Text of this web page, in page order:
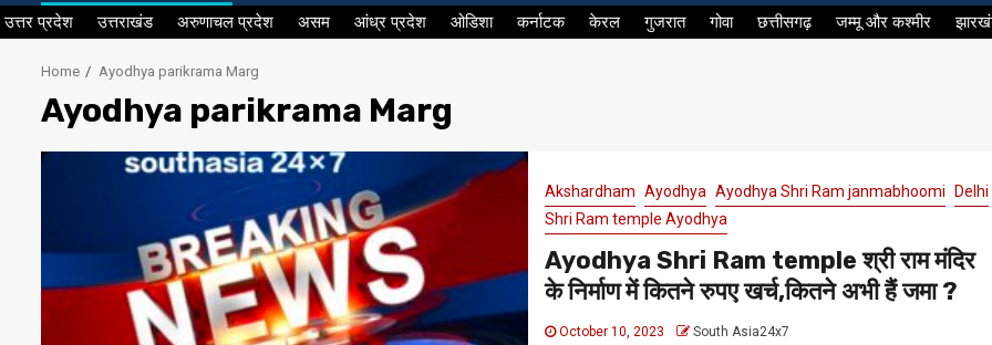
उत्तर प्रदेश उत्तराखंड अरुणाचल प्रदेश असम आंध्र प्रदेश ओडिशा कर्नाटक केरल गुजरात गोवा छत्तीसगढ़ जम्मू और कश्मीर
Home Ayodhya parikrama Marg
Ayodhya parikrama Marg
Akshardham Ayodhya Ayodhya Shri Ram janmabhoomi Delhi
Shri Ram temple Ayodhya
Ayodhya Shri Ram temple श्री राम मंदिर
के निर्माण में कितने रुपए खर्च,कितने अभी हैं जमा ?
October 10, 2023 South Asia24x7